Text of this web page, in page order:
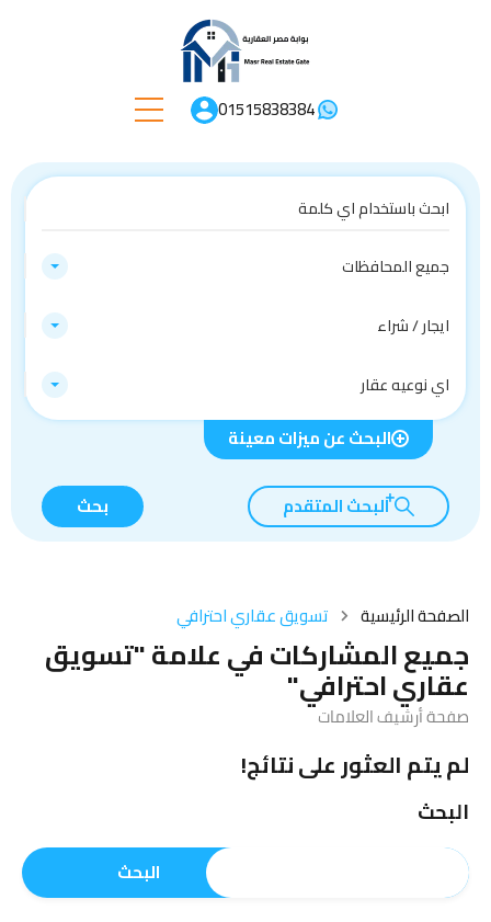
01515838384
جميع المحافظات
ايجار / شراء
اي نوعيه عقار
البحث عن ميزات معينة
البحث المتقدم بحث
الصفحة الرئيسية تسويق عقاري احترافي
جميع المشاركات في علامة "تسويق
عقاري احترافي"
صفحة أرشيف العلامات
لم يتم العثور على نتائج!
البحث
البحث